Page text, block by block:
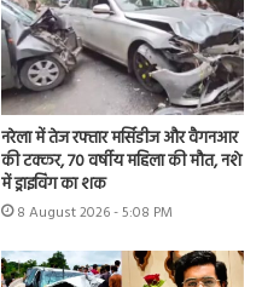
नरेला में तेज रफ्तार मर्सिडीज और वैगनआर
की टक्कर, 70 वर्षीय महिला की मौत, नशे
में ड्राइविंग का शक
8 August 2026 - 5:08 PM